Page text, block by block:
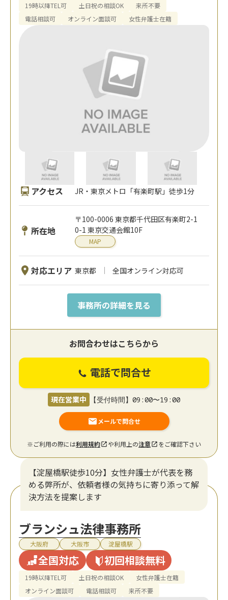
19時以降TEL可 土日祝の相談OK
来所不要
電話相談可
オンライン面談可 女性弁護士在籍
アクセス JR・東京メトロ「有楽町駅」徒歩1分
所在地
〒100-0006 東京都千代田区有楽町2-1
0-1 東京交通会館10F
MAP
対応エリア 東京都 全国オンライン対応可
事務所の詳細を見る
お問合わせはこちらから
電話で問合せ
現在営業中 【受付時間】09:00〜19:00
メールで問合せ
※ご利用の際には利用規約 や利用上の注意 をご確認下さい
【淀屋橋駅徒歩10分】女性弁護士が代表を務
める弊所が、依頼者様の気持ちに寄り添って解
決方法を提案します
ブランシュ法律事務所
大阪府 大阪市 淀屋橋駅
全国対応 初回相談無料
19時以降TEL可 土日祝の相談OK
女性弁護士在籍
オンライン面談可
電話相談可 来所不要